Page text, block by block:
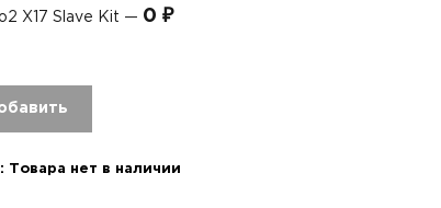
X17 Slave Kit — 0 ₽
Товара нет в наличии